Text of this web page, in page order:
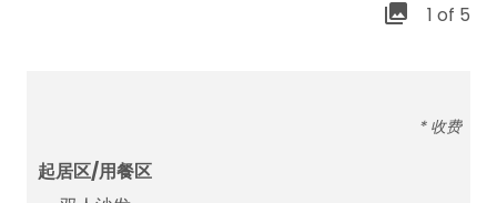
1 of 5
* 收费
起居区/用餐区